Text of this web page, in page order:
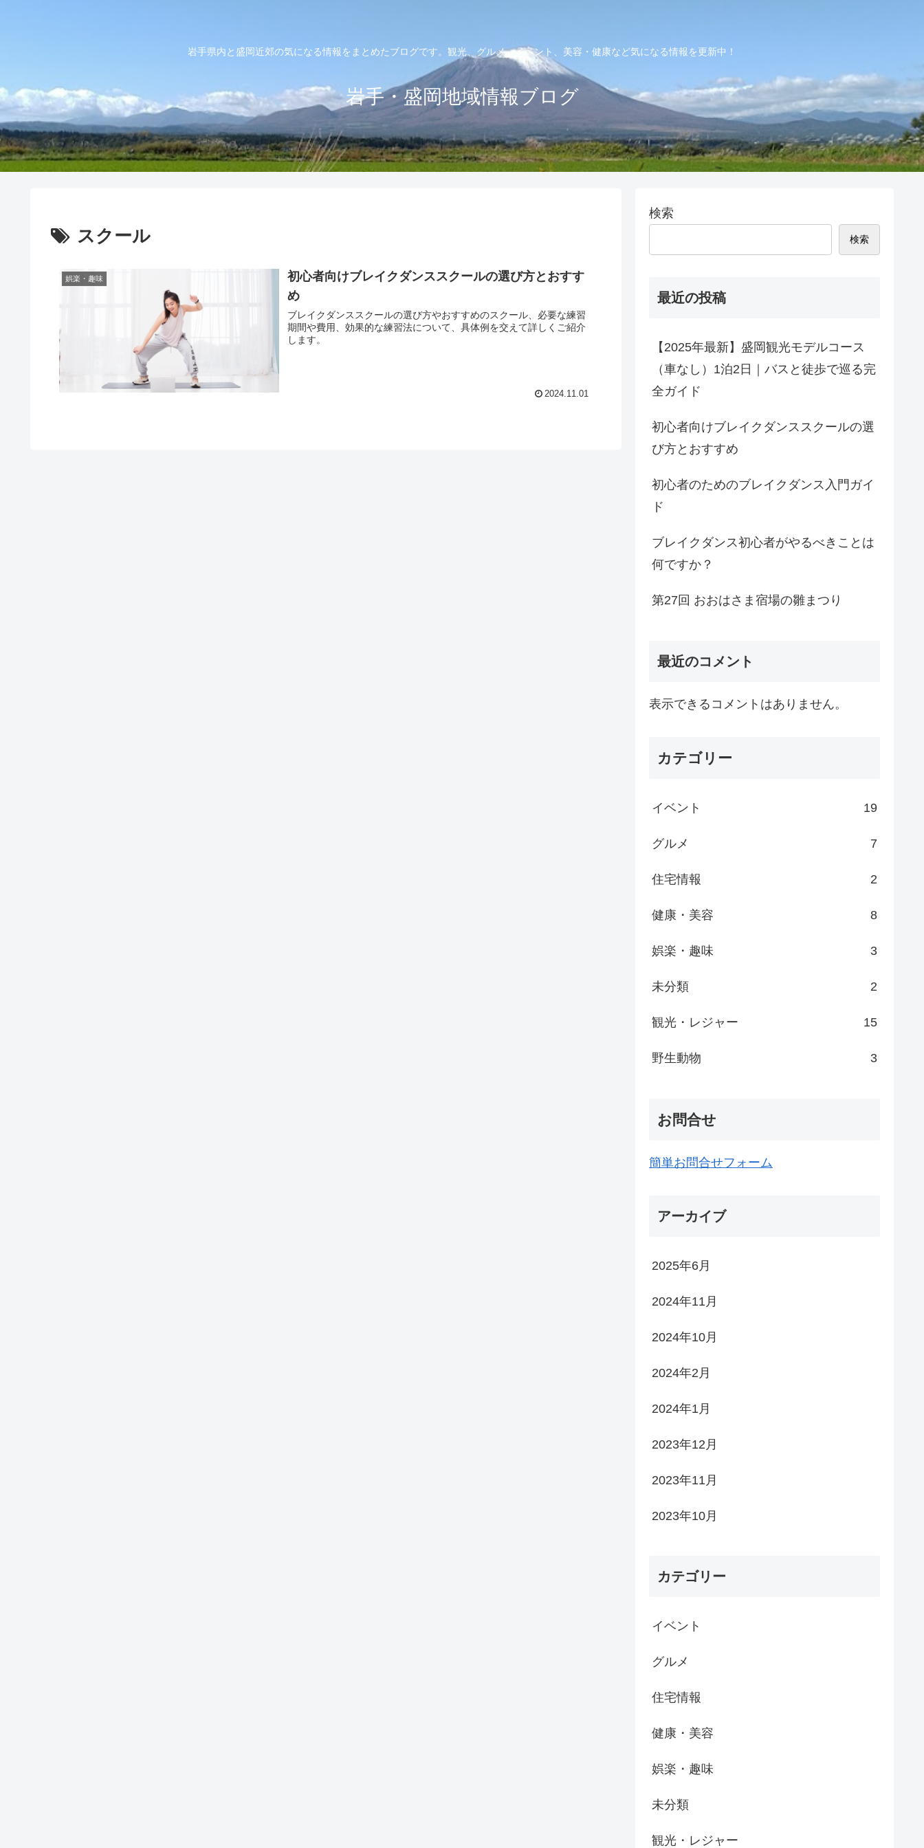
岩手県内と盛岡近郊の気になる情報をまとめたブログです。観光、グルメ、イベント、美容・健康など気になる情報を更新中！
岩手・盛岡地域情報ブログ
スクール
娯楽・趣味
初心者向けブレイクダンススクールの選び方とおすす
め
ブレイクダンススクールの選び方やおすすめのスクール、必要な練習
期間や費用、効果的な練習法について、具体例を交えて詳しくご紹介
します。
2024.11.01
検索
検索
最近の投稿
【2025年最新】盛岡観光モデルコース
（車なし）1泊2日｜バスと徒歩で巡る完
全ガイド
初心者向けブレイクダンススクールの選
び方とおすすめ
初心者のためのブレイクダンス入門ガイ
ド
ブレイクダンス初心者がやるべきことは
何ですか？
第27回 おおはさま宿場の雛まつり
最近のコメント
表示できるコメントはありません。
カテゴリー
イベント 19
グルメ 7
住宅情報 2
健康・美容 8
娯楽・趣味 3
未分類 2
観光・レジャー 15
野生動物 3
お問合せ
簡単お問合せフォーム
アーカイブ
2025年6月
2024年11月
2024年10月
2024年2月
2024年1月
2023年12月
2023年11月
2023年10月
カテゴリー
イベント
グルメ
住宅情報
健康・美容
娯楽・趣味
未分類
観光・レジャー